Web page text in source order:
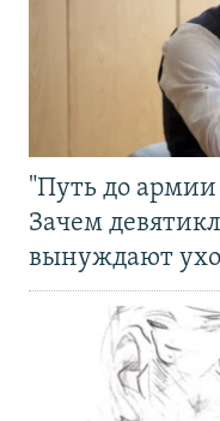
"Путь до армии
Зачем
вынуждают